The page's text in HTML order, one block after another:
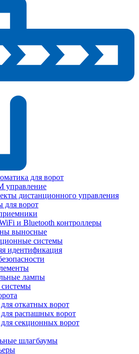
для ворот
управление
дистанционного управления
для ворот
и Bluetooth контроллеры
выносные
системы
идентификация
лампы
откатных ворот
распашных ворот
секционных ворот
шлагбаумы